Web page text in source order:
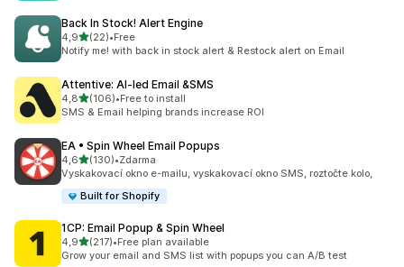
Back In Stock! Alert Engine
4,9z 5 hvězd
(22)
Celkový počet recenzí: 22
•Free
Notify me! with back in stock alert & Restock alert on Email
Attentive: AI‑led Email &SMS
4,8z 5 hvězd
(106)
Celkový počet recenzí: 106
•Free to install
SMS & Email helping brands increase ROI
EA • Spin Wheel Email Popups
4,6z 5 hvězd
(130)
Celkový počet recenzí: 130
•Zdarma
Vyskakovací okno e-mailu, vyskakovací okno SMS, roztočte kolo,
Built for Shopify
1CP: Email Popup & Spin Wheel
4,9z 5 hvězd
(217)
Celkový počet recenzí: 217
•Free plan available
Grow your email and SMS list with popups you can A/B test